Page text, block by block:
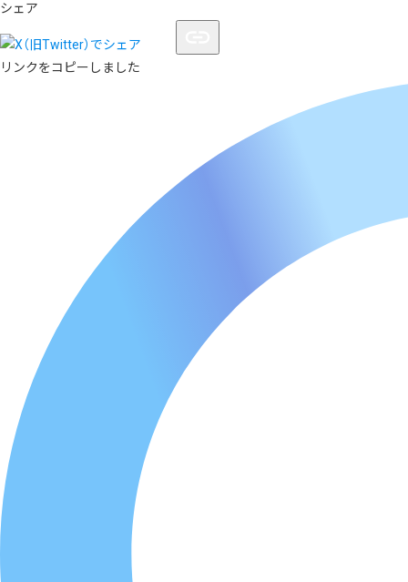
シェア
リンクをコピーしました